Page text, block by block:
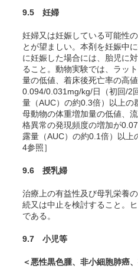
9.5 妊婦
妊婦又は妊娠している可能性
とが望ましい。本剤を妊娠中
に妊娠した場合には、胎児に
ること。動物実験では、ラッ
量の低値、着床後死亡率の高
0.094/0.031mg/kg/日（初回/2
量（AUC）の約0.3倍）以上の
母動物の体重増加量の低値、
格異常の発現頻度の増加が
露量（AUC）の約0.1倍）以上
4参照］
9.6 授乳婦
治療上の有益性及び母乳栄養
続又は中止を検討すること。
である。
9.7 小児等
＜悪性黒色腫、非小細胞肺癌